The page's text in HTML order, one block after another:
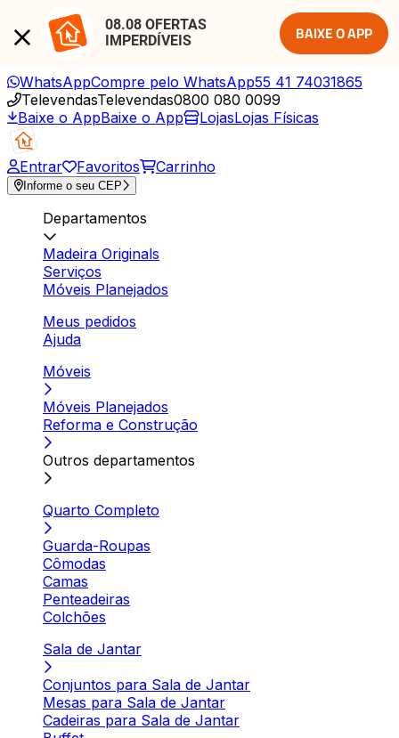
08.08 OFERTAS
IMPERDÍVEIS
BAIXE O APP
WhatsAppCompre pelo WhatsApp55 41 74031865
TelevendasTelevendas0800 080 0099
Baixe o AppBaixe o App LojasLojas Físicas
Entrar Favoritos Carrinho
Informe o seu CEP
Departamentos
Madeira Originals
Serviços
Móveis Planejados
Meus pedidos
Ajuda
Móveis
Móveis Planejados
Reforma e Construção
Outros departamentos
Quarto Completo
Guarda-Roupas
Cômodas
Camas
Penteadeiras
Colchões
Sala de Jantar
Conjuntos para Sala de Jantar
Mesas para Sala de Jantar
Cadeiras para Sala de Jantar